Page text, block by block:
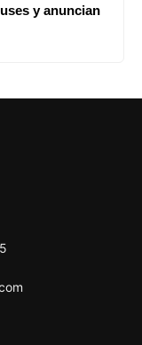
y anuncian